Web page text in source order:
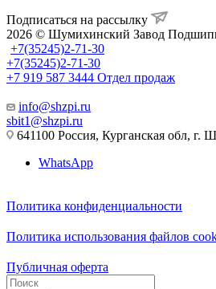
Подписаться на рассылку
2026 © Шумихинский Завод
+7(35245)2-71-30
+7(35245)2-71-30
+7 919 587 3444 Отдел продаж
info@shzpi.ru
sbit1@shzpi.ru
641100 Россия, Курганская обл, г.
WhatsApp
Политика конфиденциальности
Политика использования файлов
Публичная оферта